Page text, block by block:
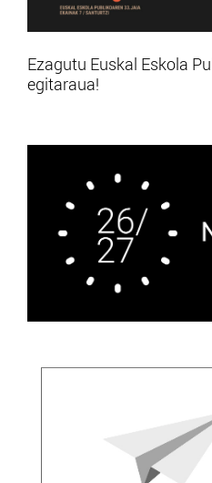
Ezagutu Euskal Eskola
egitaraua!